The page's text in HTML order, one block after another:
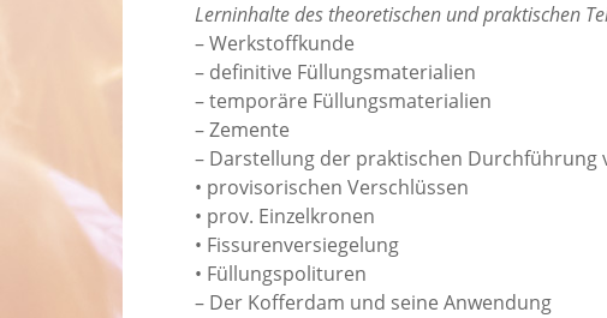
Lerninhalte des theoretischen und praktischen
– Werkstoffkunde
– definitive Füllungsmaterialien
– temporäre Füllungsmaterialien
– Zemente
– Darstellung der praktischen Durchführung
• provisorischen Verschlüssen
• prov. Einzelkronen
• Fissurenversiegelung
• Füllungspolituren
– Der Kofferdam und seine Anwendung